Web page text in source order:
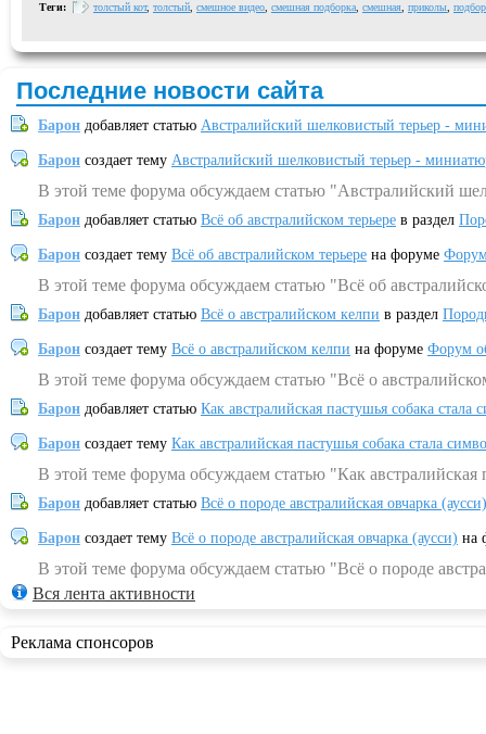
Теги: толстый кот, толстый смешное видео смешная подборка смешная приколы
Последние новости сайта
Барон добавляет статью Австралийский шелковистый терьер -
Барон создает тему Австралийский шелковистый терьер -
В этой теме форума обсуждаем статью "Австралийский
Барон добавляет статью Всё об австралийском терьере в раздел
Барон создает тему Всё об австралийском терьере на форуме
В этой теме форума обсуждаем статью "Всё об
Барон добавляет статью Всё о австралийском келпи в раздел
Барон создает тему Всё о австралийском келпи на форуме Форум
В этой теме форума обсуждаем статью "Всё о
Барон добавляет статью Как австралийская пастушья собака
Барон создает тему Как австралийская пастушья собака стала
В этой теме форума обсуждаем статью "Как
Барон добавляет статью Всё о породе австралийская овчарка (аусси)
Барон создает тему Всё о породе австралийская овчарка (аусси) на
В этой теме форума обсуждаем статью "Всё о породе
Вся лента активности
Реклама спонсоров